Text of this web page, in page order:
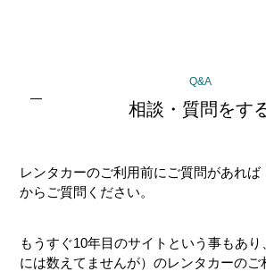
イ
ド
ー
Q&A
相談・質問をす
レンタカーのご利用前にご質問があれば
からご質問ください。
もうすぐ10年目のサイトという事もあ
には数えてませんが）のレンタカーのご